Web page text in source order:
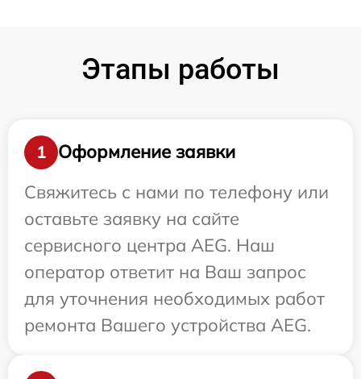
Этапы работы
1
Оформление заявки
Свяжитесь с нами по телефону или
оставьте заявку на сайте
сервисного центра AEG. Наш
оператор ответит на Ваш запрос
для уточнения необходимых работ
ремонта Вашего устройства AEG.